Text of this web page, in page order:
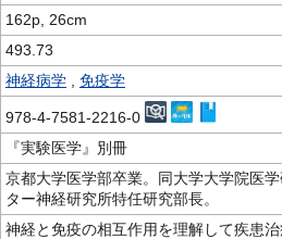
162p, 26cm
493.73
神経病学
免疫学
978-4-7581-2216-0
『実験医学』別冊
京都大学医学部卒業。同大学大学院医
ター神経研究所特任研究部長。
神経と免疫の相互作用を理解して疾患